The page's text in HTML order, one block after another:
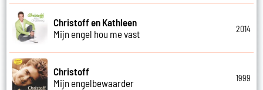
Christoff en Kathleen
Mijn engel hou me vast
2014
Christoff
Mijn engelbewaarder
1999